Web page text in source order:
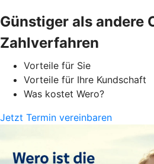
Günstiger als andere
Zahlverfahren
Vorteile für Sie
Vorteile für Ihre Kundschaft
Was kostet Wero?
Jetzt Termin vereinbaren